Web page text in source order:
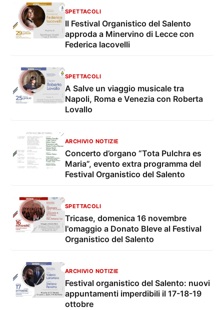
SPETTACOLI
Il Festival Organistico del Salento
approda a Minervino di Lecce con
Federica Iacovelli
SPETTACOLI
A Salve un viaggio musicale tra
Napoli, Roma e Venezia con Roberta
Lovallo
ARCHIVIO NOTIZIE
Concerto d’organo “Tota Pulchra es
Maria”, evento extra programma del
Festival Organistico del Salento
SPETTACOLI
Tricase, domenica 16 novembre
l'omaggio a Donato Bleve al Festival
Organistico del Salento
ARCHIVIO NOTIZIE
Festival organistico del Salento: nuovi
appuntamenti imperdibili il 17-18-19
ottobre